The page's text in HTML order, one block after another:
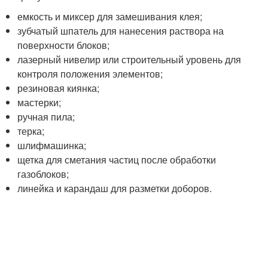
емкость и миксер для замешивания клея;
зубчатый шпатель для нанесения раствора на
поверхности блоков;
лазерный нивелир или строительный уровень для
контроля положения элементов;
резиновая киянка;
мастерки;
ручная пила;
терка;
шлифмашинка;
щетка для сметания частиц после обработки
газоблоков;
линейка и карандаш для разметки доборов.